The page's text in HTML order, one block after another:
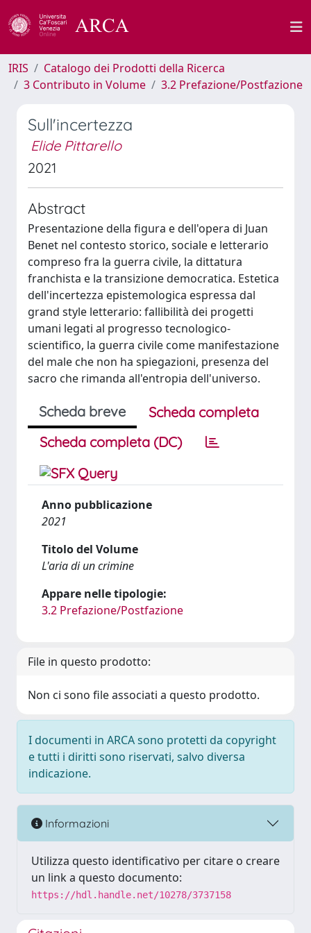
IRIS
Catalogo dei Prodotti della Ricerca
3 Contributo in Volume
3.2 Prefazione/Postfazione
Sull'incertezza
Elide Pittarello
2021
Abstract
Presentazione della figura e dell'opera di Juan
Benet nel contesto storico, sociale e letterario
compreso fra la guerra civile, la dittatura
franchista e la transizione democratica. Estetica
dell'incertezza epistemologica espressa dal
grand style letterario: fallibilità dei progetti
umani legati al progresso tecnologico-
scientifico, la guerra civile come manifestazione
del male che non ha spiegazioni, presenza del
sacro che rimanda all'entropia dell'universo.
Scheda breve
Scheda completa
Scheda completa (DC)
Anno pubblicazione
2021
Titolo del Volume
L'aria di un crimine
Appare nelle tipologie:
3.2 Prefazione/Postfazione
File in questo prodotto:
Non ci sono file associati a questo prodotto.
I documenti in ARCA sono protetti da copyright
e tutti i diritti sono riservati, salvo diversa
indicazione.
Informazioni
Utilizza questo identificativo per citare o creare
un link a questo documento:
https://hdl.handle.net/10278/3737158